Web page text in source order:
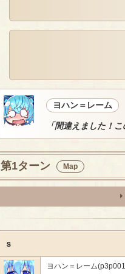
ヨハン＝レーム
「間違えました！
第1ターン Map
ｓ
ヨハン＝レーム